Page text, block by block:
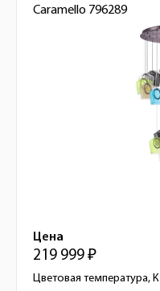
Caramello 796289
Цена
219 999 ₽
Цветовая температура, К